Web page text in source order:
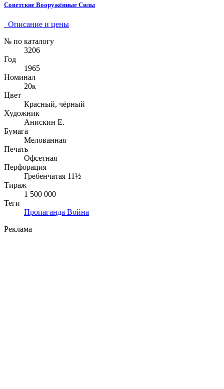
Советские Вооружённые Силы
Описание и цены
№ по каталогу
3206
Год
1965
Номинал
20к
Цвет
Красный, чёрный
Художник
Анискин Е.
Бумага
Мелованная
Печать
Офсетная
Перфорация
Гребенчатая 11½
Тираж
1 500 000
Теги
Пропаганда Война
Реклама